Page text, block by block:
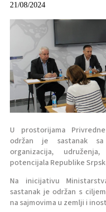
21/08/2024
U prostorijama
održan je sastanak sa
organizacija,
potencijala Republike
Na inicijativu
sastanak je održan s
na sajmovima u zemlji i